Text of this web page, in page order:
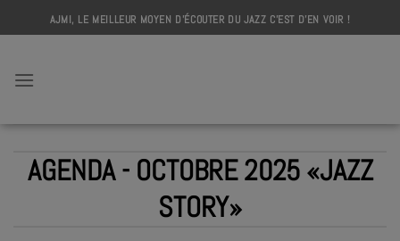
to
AJMI, LE MEILLEUR MOYEN D'ÉCOUTER DU JAZZ C'EST D'EN VOIR !
AGENDA - OCTOBRE 2025 «JAZZ
STORY»